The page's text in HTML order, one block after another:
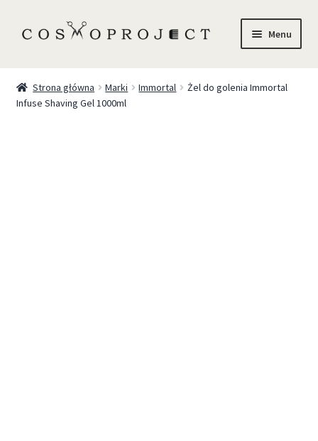
Menu
Marki
Strona główna Marki Immortal
Żel do golenia Immortal
Infuse Shaving Gel 1000ml